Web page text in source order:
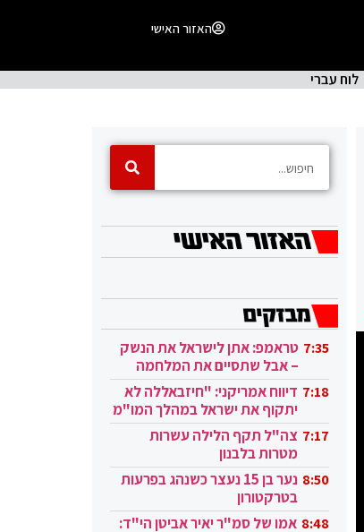
האזור האישי
לוח עברי
7:35 טראמפ: אתן לישראל את הנשק
– אבל שתסיים את המלחמה
בעזה 7:18 דיווח אמריקני: "חיזבאללה לא
יתקוף את ישראל במהלך המו"מ
בקטאר" 7:17 צה"ל תקף הלילה עשרות
מטרות בלבנון
8:50
נער בן 15 נעצר כשנהג בפרעות
בטרקטורון
8:48 אמו של סמ"ר יאיר אביטן הי"ד: